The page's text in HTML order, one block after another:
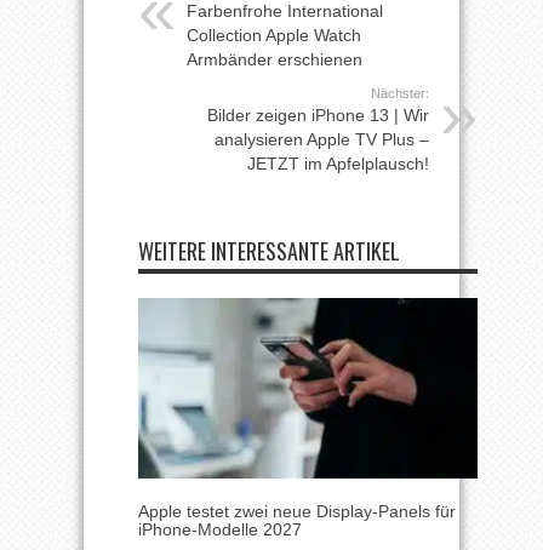
Farbenfrohe International
Collection Apple Watch
Armbänder erschienen
Nächster:
Bilder zeigen iPhone 13 | Wir
analysieren Apple TV Plus –
JETZT im Apfelplausch!
WEITERE INTERESSANTE ARTIKEL
Apple testet zwei neue Display-Panels für
iPhone-Modelle 2027